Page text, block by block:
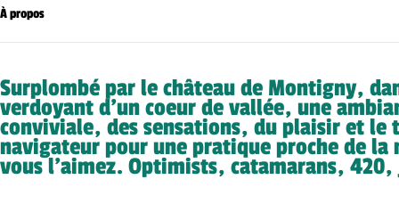
À propos
Surplombé par le château de Montigny,
verdoyant d’un coeur de vallée, une
conviviale, des sensations, du plaisir et le
navigateur pour une pratique proche de la
vous l’aimez. Optimists, catamarans,